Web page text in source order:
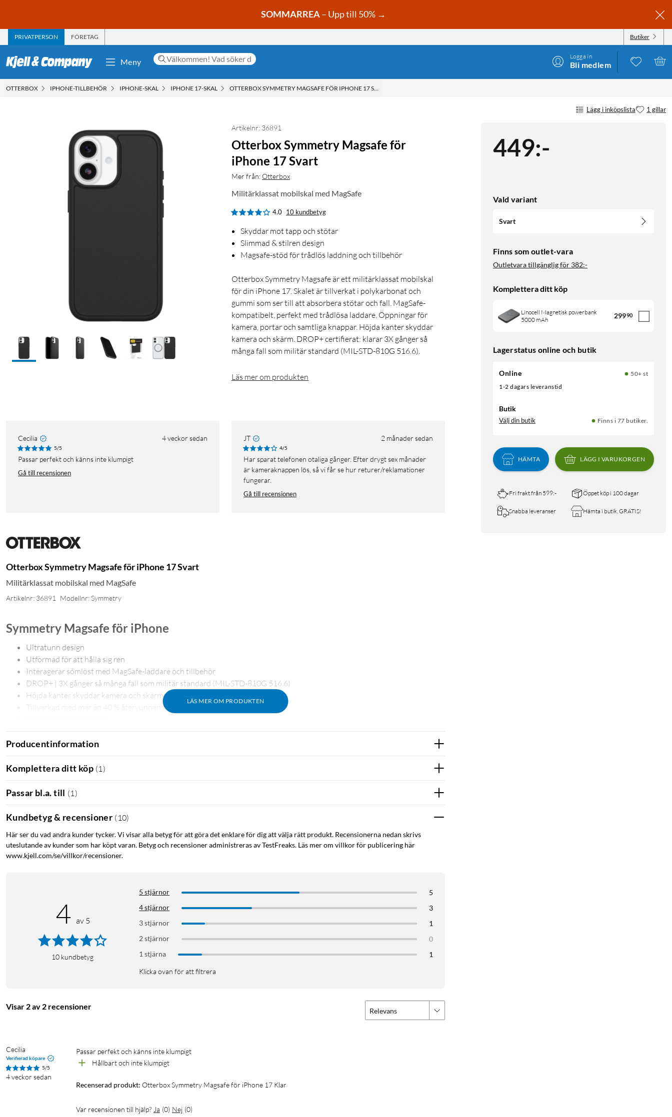
SOMMARREA– Upp till 50% →
PRIVATPERSON FÖRETAG Butiker
Meny
Logga in
Bli medlem
OTTERBOX IPHONE-TILLBEHÖR IPHONE-SKAL IPHONE 17-SKAL OTTERBOX SYMMETRY MAGSAFE FÖR IPHONE 17 SVART
Lägg i inköpslista 1 gillar
449:-
Vald variant
Svart
Finns som outlet-vara
Outletvara tillgänglig för 382:-
Komplettera ditt köp
Linocell Magnetisk powerbank
5000 mAh
29990
Lagerstatus online och butik
Online
50+ st
1-2 dagars leveranstid
Butik
Välj din butik Finns i 77 butiker.
HÄMTA LÄGG I VARUKORGEN
Fri frakt från 599:- Öppet köp i 100 dagar
Snabba leveranser Hämta i butik, GRATIS!
Artikelnr: 36891
Otterbox Symmetry Magsafe för
iPhone 17 Svart
Mer från:Otterbox
Militärklassat mobilskal med MagSafe
4.0 10 kundbetyg
Skyddar mot tapp och stötar
Slimmad & stilren design
Magsafe-stöd för trådlös laddning och tillbehör
Otterbox Symmetry Magsafe är ett militärklassat mobilskal
för din iPhone 17. Skalet är tillverkat i polykarbonat och
gummi som ser till att absorbera stötar och fall. MagSafe-
kompatibelt, perfekt med trådlösa laddare. Öppningar för
kamera, portar och samtliga knappar. Höjda kanter skyddar
kamera och skärm. DROP+ certifierat: klarar 3X gånger så
många fall som militär standard (MIL-STD-810G 516.6).
Läs mer om produkten
Cecilia 4 veckor sedan
5/5
Passar perfekt och känns inte klumpigt
Gå till recensionen
JT 2 månader sedan
4/5
Har sparat telefonen otaliga gånger. Efter drygt sex månader
är kameraknappen lös, så vi får se hur returer/reklamationer
fungerar.
Gå till recensionen
Otterbox Symmetry Magsafe för iPhone 17 Svart
Militärklassat mobilskal med MagSafe
Artikelnr: 36891 Modellnr: Symmetry
LÄS MER OM PRODUKTEN
Symmetry Magsafe för iPhone
Ultratunn design
Utformad för att hålla sig ren
Interagerar sömlöst med MagSafe-laddare och tillbehör
DROP+ | 3X gånger så många fall som militär standard (MIL-STD-810G 516.6)
Höjda kanter skyddar kamera och skärm
Tillverkad med mer än 40 % återvunnen plast
Få ut så mycket som möjligt av din nya iPhone med Symmetry MagSafe. Detta iPhone-fodral visar den snygga designen för din
iPhone och har utvecklats med tanke på sömlös interaktion med MagSafe-laddning och -tillbehör. Din telefons alla knappar,
egenskaper och funktioner fungerar felfritt, medan hållbart skydd står emot fallskador, stötar och fumliga rörelser. Och dess
design i en del är enkel att installera. Du kan med självförtroende veta att din telefon är skyddad, utan att göra avkall på ett enda
Producentinformation
Komplettera ditt köp (1 )
Passar bl.a. till (1 )
Kundbetyg & recensioner ( 10)
Här ser du vad andra kunder tycker. Vi visar alla betyg för att göra det enklare för dig att välja rätt produkt. Recensionerna nedan skrivs
uteslutande av kunder som har köpt varan. Betyg och recensioner administreras av TestFreaks. Läs mer om villkor för publicering här
www.kjell.com/se/villkor/recensioner.
4 av 5
10 kundbetyg
5 stjärnor
5
4 stjärnor
3
3 stjärnor
1
2 stjärnor
0
1 stjärna
1
Klicka ovan för att filtrera
Visar 2 av 2 recensioner Relevans
Cecilia
Verifierad köpare
5/5
4 veckor sedan
Passar perfekt och känns inte klumpigt
Hållbart och inte klumpigt
Recenserad produkt: Otterbox Symmetry Magsafe för iPhone 17 Klar
Var recensionen till hjälp? Ja (0) Nej (0)